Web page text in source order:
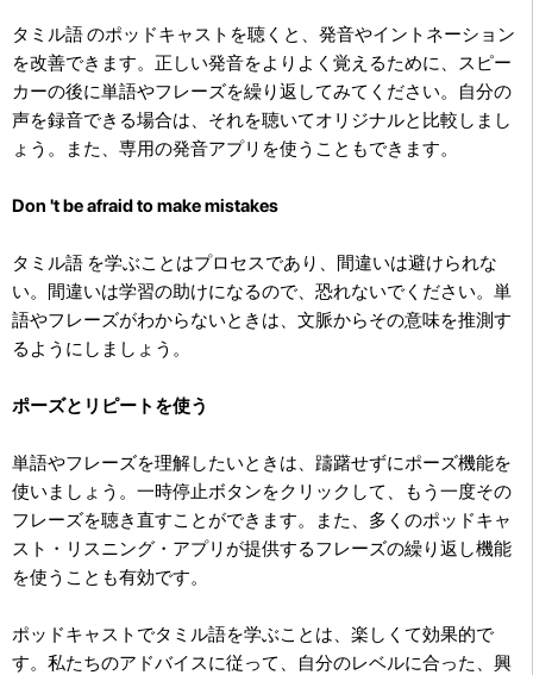
タミル語 のポッドキャストを聴くと、発音やイントネーション
を改善できます。 正しい発音をよりよく覚えるために、スピー
カーの後に単語やフレーズを繰り返してみてください。自分の
声を録音できる場合は、それを聴いてオリジナルと比較しまし
ょう。また、専用の発音アプリを使うこともできます。
Don 't be afraid to make mistakes
タミル語 を学ぶことはプロセスであり、間違いは避けられな
い。間違いは学習の助けになるので、恐れないでください。単
語やフレーズがわからないときは、文脈からその意味を推測す
るようにしましょう。
ポーズとリピートを使う
単語やフレーズを理解したいときは、躊躇せずにポーズ機能を
使いましょう。一時停止ボタンをクリックして、もう一度その
フレーズを聴き直すことができます。また、多くのポッドキャ
スト・リスニング・アプリが提供するフレーズの繰り返し機能
を使うことも有効です。
ポッドキャストでタミル語を学ぶことは、楽しくて効果的で
す。私たちのアドバイスに従って、自分のレベルに合った、興